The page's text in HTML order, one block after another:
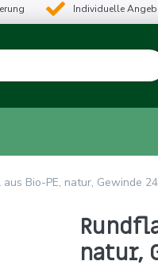
Individuelle
Bio-PE, natur, Gewinde
natur,